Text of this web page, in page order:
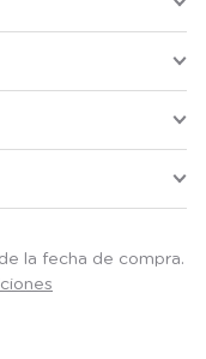
la fecha de compra.